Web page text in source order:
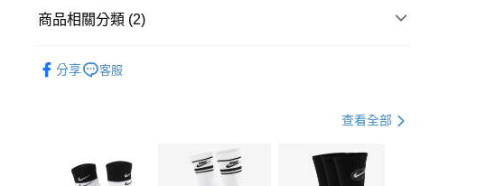
聯邦商業銀行
台新國際商業銀行
【關於「AFTEE先享後付」】
３．安心：先確認商品／服務後，再付款。
每筆NT$100，滿NT$1,500(含以上)免運費
商品相關分類 (2)
分享 客服
查看全部